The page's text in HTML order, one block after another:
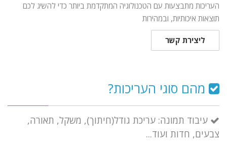
העריכות מתבצעות עם הטכנולוגיה המתקדמת ביותר כדי להשיג לכם
תוצאות איכותיות, ובמהירות
ליצירת קשר
מהם סוגי העריכות?
עיבוד תמונה: עריכת גודל(חיתוך), משקל, תאורה,
צבעים, חדות ועוד...